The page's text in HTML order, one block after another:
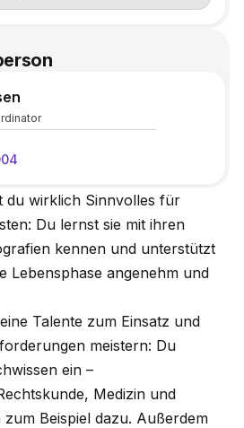
du wirklich Sinnvolles für
Du lernst sie mit ihren
kennen und unterstützt
Lebensphase angenehm und
Talente zum Einsatz und
meistern: Du
ein –
Medizin und
Beispiel dazu. Außerdem